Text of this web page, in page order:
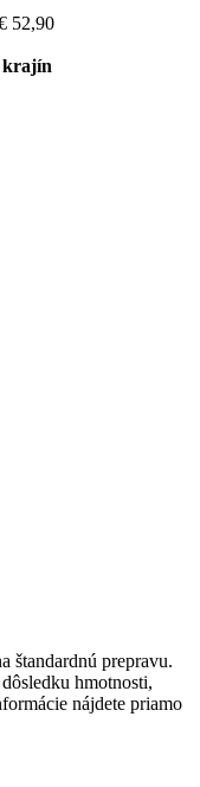
52,90
krajín
štandardnú prepravu.
hmotnosti,
nájdete priamo